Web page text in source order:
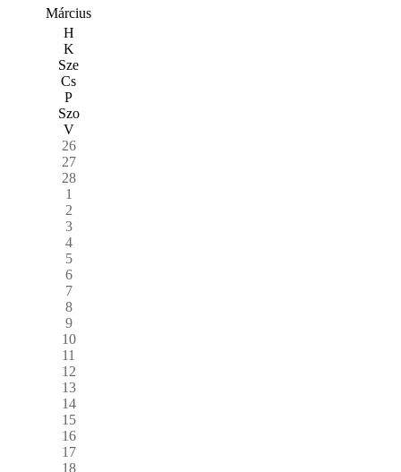
Március
H
K
Sze
Cs
P
Szo
V
26
27
28
1
2
3
4
5
6
7
8
9
10
11
12
13
14
15
16
17
18